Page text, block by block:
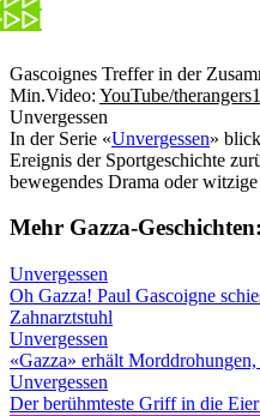
Gascoignes Treffer in der
Min.Video: YouTube/
Unvergessen
In der Serie «Unvergessen»
Ereignis der Sportgeschichte
bewegendes Drama oder
Mehr Gazza-Geschichten:
Unvergessen
Oh Gazza! Paul Gascoigne
Zahnarztstuhl
Unvergessen
«Gazza» erhält
Unvergessen
Der berühmteste Griff in die